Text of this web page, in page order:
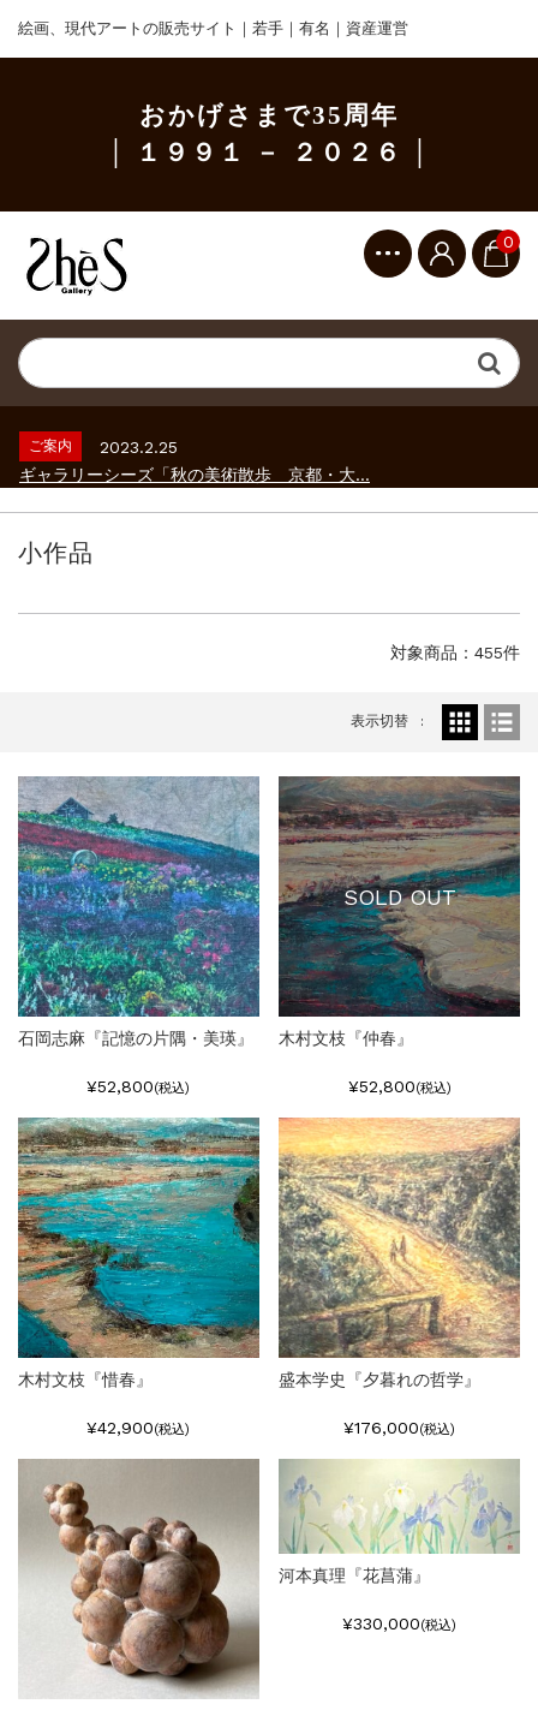
絵画、現代アートの販売サイト｜若手｜有名｜資産運営
おかげさまで35周年
│ １９９１ － ２０２６ │
0
ご案内
2023.2.25
ご案内
2026.2.17
砂澤ビッキ展 －砂澤ビッキの生きた時代－...
ご案内
ご案内
2026.2.17
小作品
対象商品：455件
表示切替
石岡志麻『記憶の片隅・美瑛』
¥52,800(税込)
SOLD OUT
木村文枝『仲春』
¥52,800(税込)
木村文枝『惜春』
¥42,900(税込)
盛本学史『夕暮れの哲学』
¥176,000(税込)
河本真理『花菖蒲』
¥330,000(税込)